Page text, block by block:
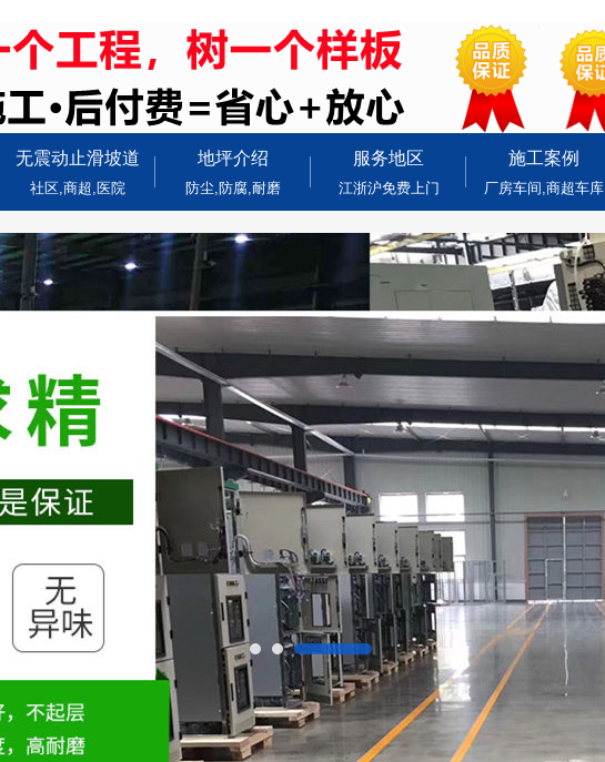
无震动止滑坡道
社区,商超,医院
地坪介绍
防尘,防腐,耐磨
服务地区
江浙沪免费上门
施工案例
厂房车间,商超车库